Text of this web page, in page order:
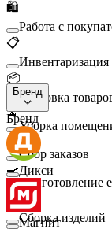
🛍️
Работа с
📋
Инвентаризация
📦
Упаковка
🧹
Уборка
🛒
Сбор заказов
🍳
Приготовление
🛠️
Сборка изделий
Бренд
Бренд
Дикси
Магнит